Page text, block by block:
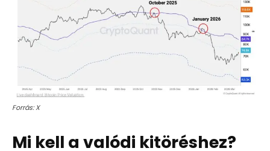
Forrás: X
Mi kell a valódi kitöréshez?